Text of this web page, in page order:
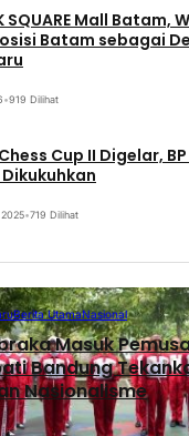
SQUARE Mall Batam,
Batam sebagai
•919 Dilihat
Cup II Digelar,
•719 Dilihat
Berita UtamaNasional
Masuk
Bandung
Nasionalisme